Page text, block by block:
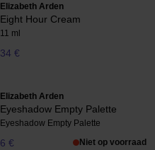
Elizabeth Arden
Eight Hour Cream
11 ml
34 €
Elizabeth Arden
Eyeshadow Empty Palette
Eyeshadow Empty Palette
6 € Niet op voorraad